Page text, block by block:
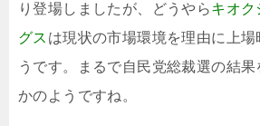
り登場しましたが、どうやらキオク
グス は現状の市場環境を理由に上場
うです。まるで自民党総裁選の結
かのようですね。